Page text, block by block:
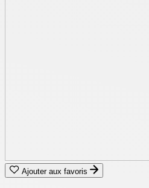
Ajouter aux favoris